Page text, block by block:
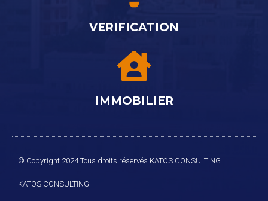
VERIFICATION
IMMOBILIER
© Copyright 2024 Tous droits réservés KATOS CONSULTING
KATOS CONSULTING